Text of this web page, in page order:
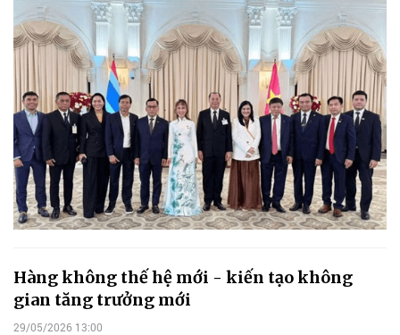
Hàng không thế hệ mới - kiến tạo không
gian tăng trưởng mới
29/05/2026 13:00